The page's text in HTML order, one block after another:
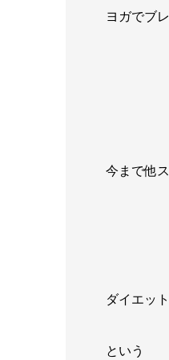
ヨガでブ
今まで他
ダイエット
という